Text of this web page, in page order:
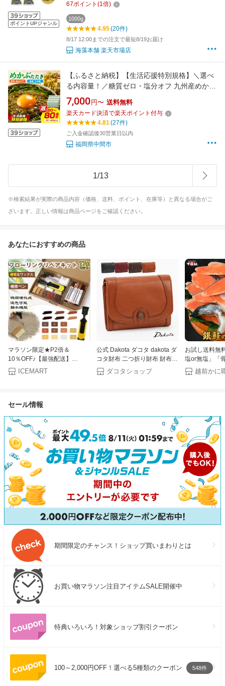
ポイントUPジャンル
67ポイント (1倍)
1000g
4.95(20件)
8/17 12:00までの注文で最短8/19お届け
海藻本舗 楽天市場店
【ふるさと納税】【生活応援特別規格】＼選べ
る内容量！／糖質ゼロ・塩分オフ 九州産めかぶ
たたき 10本セット 20本セット 40本セット め
かぶ 海藻 味噌汁 冷凍 一品 惣菜 毎日 メカブ 使
い切り 小分け 便利 かんたん レシピ付 サラダ
7,000 円〜 送料無料
楽天カード決済で楽天ポイント付与
4.81(27件)
ご入金確認後30営業日以内
福岡県中間市
1/13
※検索結果が実際の商品内容（価格、送料、ポイント、在庫等）と異なる場合がご
ざいます。正しい情報は商品ページをご確認ください。
あなたにおすすめの商品
マラソン限定★P2倍＆
10％OFF♪【最強配送】
SEISSO 木製品 補修 フローリ
ング 補修 フローリングリペア
ワックス 補修ペン 瞬間硬化式
ネットの傷 補修 研磨スポンジ
収納ボックス付
ICEMART
公式 Dakota ダコタ dakota ダ
コタ財布 二つ折り財布 財布
レディース リードクラシック
2 0037023【楽ギフ_包装選
ダコタショップ
お試し送料無
塩or無塩」「
し」が選べる
の銀鮭 切り身
セール情報
期間限定のチャンス！ショップ買いまわりとは
お買い物マラソン注目アイテムSALE開催中
特典いろいろ！対象ショップ割引クーポン
100～2,000円OFF！選べる5種類のクーポン 548件